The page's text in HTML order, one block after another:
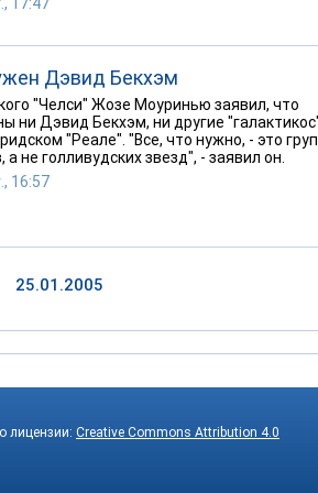
Дэвид Бекхэм
"Челси" Жозе Моуринью заявил, что
ни Дэвид Бекхэм, ни другие
"Реале". "Все, что нужно, - это
а не голливудских звезд", - заявил он.
16:57
25.01.2005
лицензии: Creative Commons Attribution 4.0